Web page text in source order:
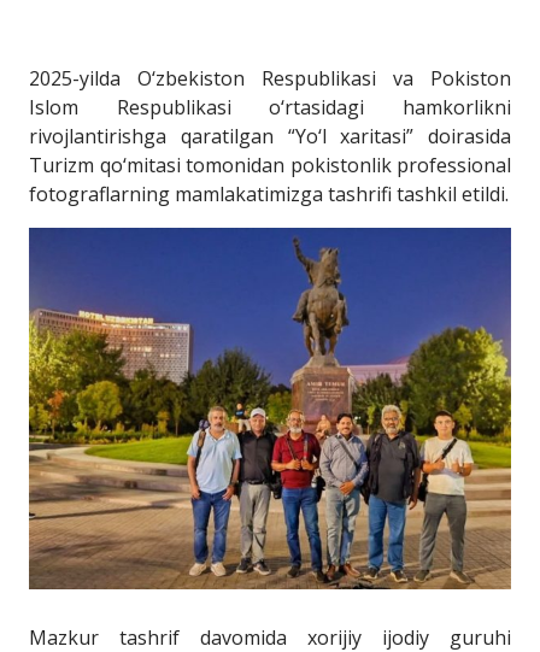
2025-yilda O‘zbekiston Respublikasi va Pokiston
Islom Respublikasi o‘rtasidagi hamkorlikni
rivojlantirishga qaratilgan “Yo‘l xaritasi” doirasida
Turizm qo‘mitasi tomonidan pokistonlik professional
fotograflarning mamlakatimizga tashrifi tashkil etildi.
Mazkur tashrif davomida xorijiy ijodiy guruhi